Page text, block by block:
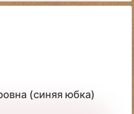
(синяя юбка)